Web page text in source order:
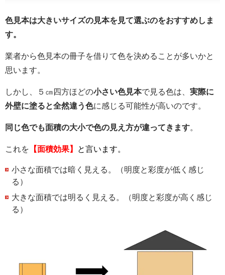
色見本は大きいサイズの見本を見て選ぶのをおすすめしま
す。
業者から色見本の冊子を借りて色を決めることが多いかと
思います。
しかし、５㎝四方ほどの小さい色見本で見る色は、 実際に
外壁に塗ると全然違う色に感じる可能性が高いのです。
同じ色でも面積の大小で色の見え方が違ってきます。
これを 【面積効果】 と言います。
小さな面積では暗く見える。（明度と彩度が低く感じ
る）
大きな面積では明るく見える。（明度と彩度が高く感じ
る）